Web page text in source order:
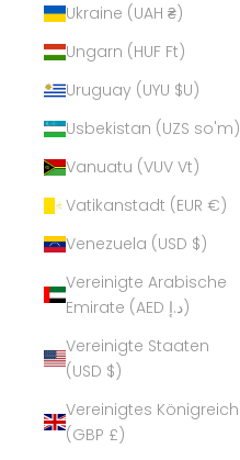
Ukraine (UAH ₴)
Ungarn (HUF Ft)
Uruguay (UYU $U)
Usbekistan (UZS so'm)
Vanuatu (VUV Vt)
Vatikanstadt (EUR €)
Venezuela (USD $)
Vereinigte Arabische
Emirate (AED د.إ)
Vereinigte Staaten
(USD $)
Vereinigtes Königreich
(GBP £)